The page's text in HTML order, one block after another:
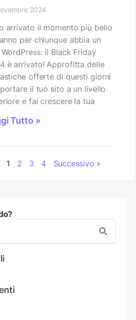
2024
arrivato il momento più bello
per chiunque abbia un
il Black Friday
è arrivato! Approfitta delle
offerte di questi giorni
il tuo sito a un livello
e fai crescere la tua
Tutto »
1 2 3 4 Successivo »